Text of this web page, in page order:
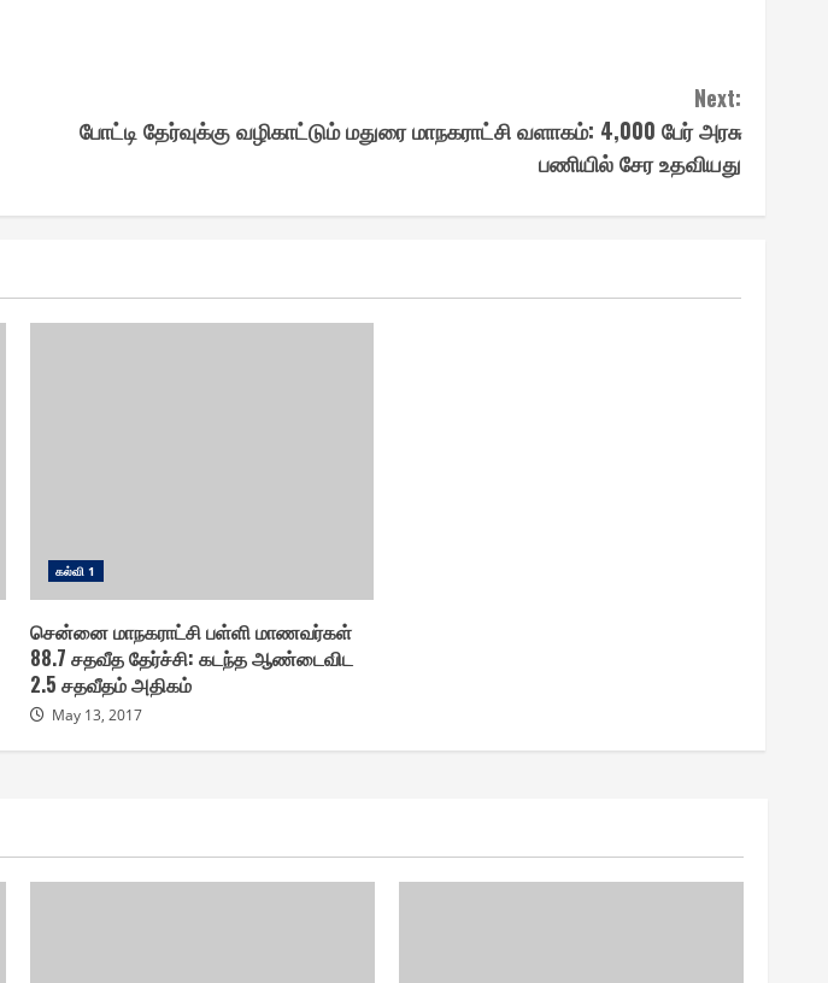
Next:
போட்டி தேர்வுக்கு வழிகாட்டும் மதுரை மாநகராட்சி வளாகம் : 4,000 பேர் அரசு
பணியில் சேர உதவியது
௧ல்வி 1
சென்னை மாநகராட்சி பள்ளி மாணவர்கள்
88.7 சதவீத தேர்ச்சி : கடந்த ஆண்டைவிட
2.5 சதவீதம் அதிகம்
May 13, 2017